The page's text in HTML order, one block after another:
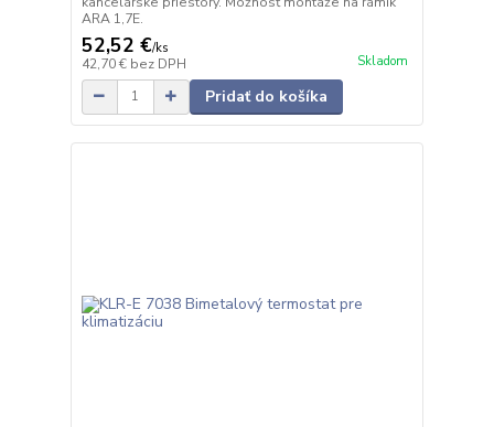
ARA 1,7E.
52,52 €/ks
42,70 € bez DPH Skladom
Pridať do košíka